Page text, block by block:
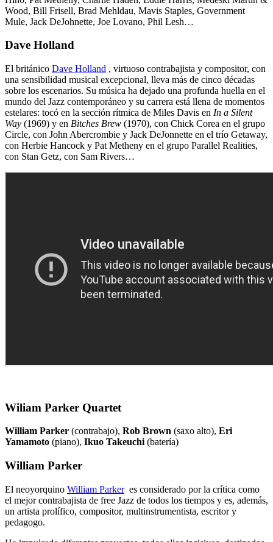
Wood, Bill Frisell, Brad Mehldau, Mavis Staples, Government
Mule, Jack DeJohnette, Joe Lovano, Phil Lesh…
Dave Holland
El británico Dave Holland , virtuoso contrabajista y compositor, con
una sensibilidad musical excepcional, lleva más de cinco décadas
sobre los escenarios. Su música ha dejado una profunda huella en el
mundo del Jazz contemporáneo y su carrera está llena de momentos
estelares: tocó en la sección rítmica de Miles Davis en In a Silent
Way (1969) y en Bitches Brew (1970), con Chick Corea en el grupo
Circle, con John Abercrombie y Jack DeJonnette en el trío Getaway,
con Herbie Hancock y Pat Metheny en el grupo Parallel Realities,
con Stan Getz, con Sam Rivers…
Wiliam Parker Quartet
William Parker (contrabajo), Rob Brown (saxo alto), Eri
Yamamoto (piano), Ikuo Takeuchi(batería)
William Parker
El neoyorquino William Parkeres considerado por la crítica como
el mejor contrabajista de free Jazz de todos los tiempos y es, además,
un artista prolífico, compositor, multinstrumentista, escritor y
pedagogo.